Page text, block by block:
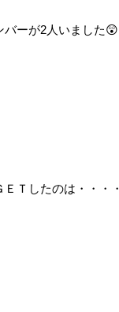
バーが2人いました😲
Ｔしたのは・・・・